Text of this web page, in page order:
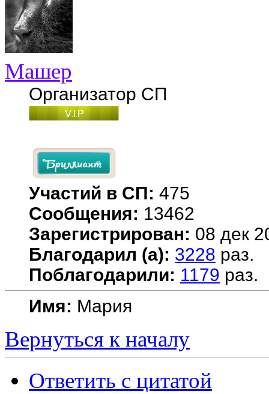
Машер
Организатор СП
Участий в СП: 475
Сообщения: 13462
Зарегистрирован: 08 дек
Благодарил (а): 3228 раз.
Поблагодарили: 1179 раз.
Имя: Мария
Вернуться к началу
Ответить с цитатой